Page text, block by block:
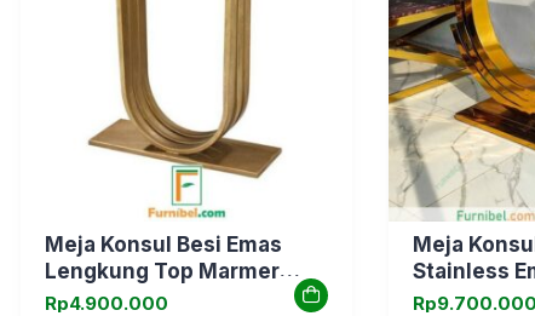
Meja Konsul Besi Emas
Lengkung Top Marmer
Hitam
Rp4.900.000
Meja
Stainless
U
Rp9.700.000